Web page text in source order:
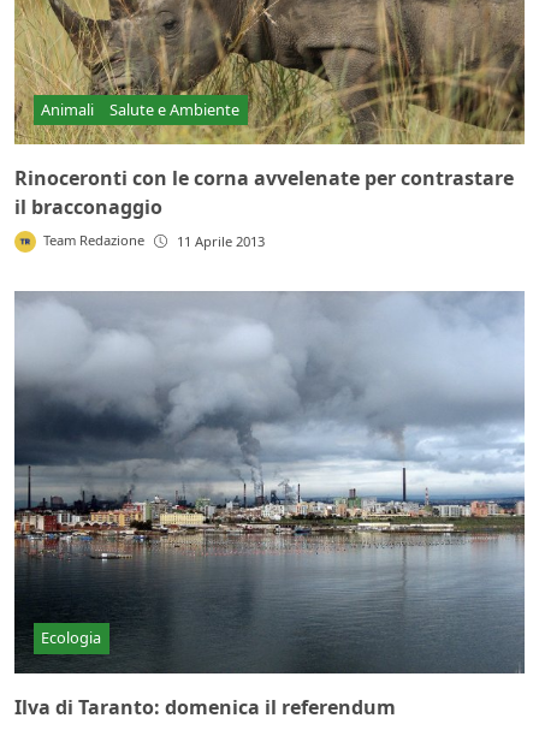
Animali Salute e Ambiente
Rinoceronti con le corna avvelenate per contrastare
il bracconaggio
Team Redazione 11 Aprile 2013
Ecologia
Ilva di Taranto: domenica il referendum